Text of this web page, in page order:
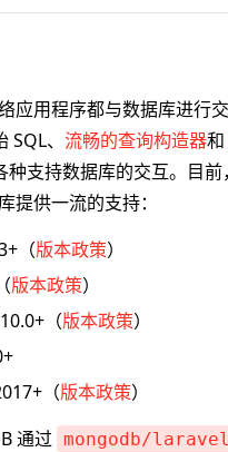
应用程序都与数据库进行交
、 流畅的查询构造器和
种支持数据库的交互。目
提供一流的支持：
（版本政策）
版本政策）
（版本政策）
（版本政策）
通过 mongodb/